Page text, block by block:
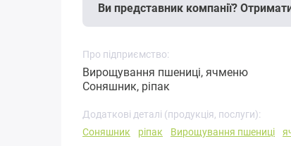
Ви представник компанії?
Про підприємство:
Вирощування пшениці, ячменю
Соняшник, ріпак
Додаткові деталі (продукція, послуги):
Соняшник
ріпак Вирощування пшениці